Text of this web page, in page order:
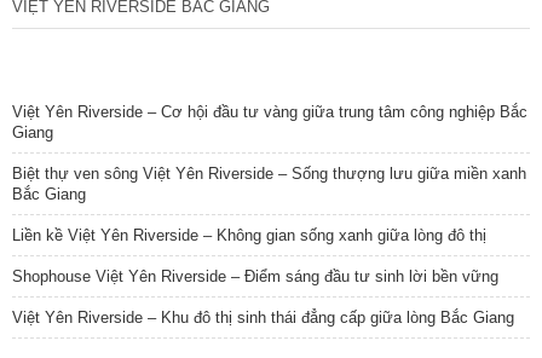
VIỆT YÊN RIVERSIDE BẮC GIANG
Việt Yên Riverside – Cơ hội đầu tư vàng giữa trung tâm công nghiệp Bắc
Giang
Biệt thự ven sông Việt Yên Riverside – Sống thượng lưu giữa miền xanh
Bắc Giang
Liền kề Việt Yên Riverside – Không gian sống xanh giữa lòng đô thị
Shophouse Việt Yên Riverside – Điểm sáng đầu tư sinh lời bền vững
Việt Yên Riverside – Khu đô thị sinh thái đẳng cấp giữa lòng Bắc Giang